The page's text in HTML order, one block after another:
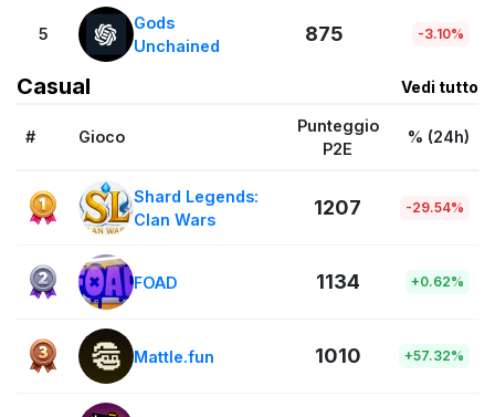
5
Gods
Unchained
875 -3.10%
Casual Vedi tutto
# Gioco
Punteggio
P2E
% (24h)
Shard Legends:
Clan Wars
1207 -29.54%
FOAD 1134 +0.62%
Mattle.fun 1010 +57.32%